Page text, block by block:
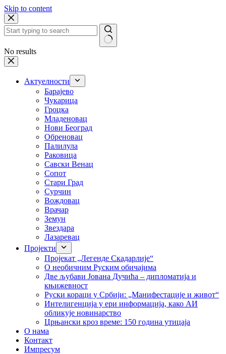
Skip to content
No results
Актуелности
Барајево
Чукарица
Гроцка
Младеновац
Нови Београд
Обреновац
Палилула
Раковица
Савски Венац
Сопот
Стари Град
Сурчин
Вождовац
Врачар
Земун
Звездара
Лазаревац
Пројекти
Пројекат „Легенде Скадарлије“
О необичним Руским обичајима
Две љубави Јована Дучића – дипломатија и
књижевност
Руски кораци у Србији: „Манифестације и живот“
Интелигенција у ери информација, како АИ
обликује новинарство
Црњански кроз време: 150 година утицаја
О нама
Контакт
Импресум